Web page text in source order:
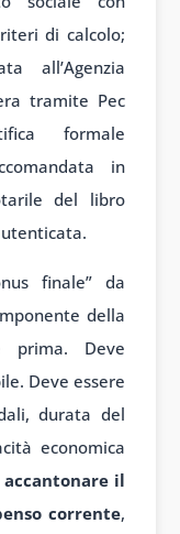
di calcolo;
all’Agenzia
tramite Pec
formale
in
del libro
finale” da
della
prima. Deve
Deve essere
durata del
economica
accantonare il
corrente,